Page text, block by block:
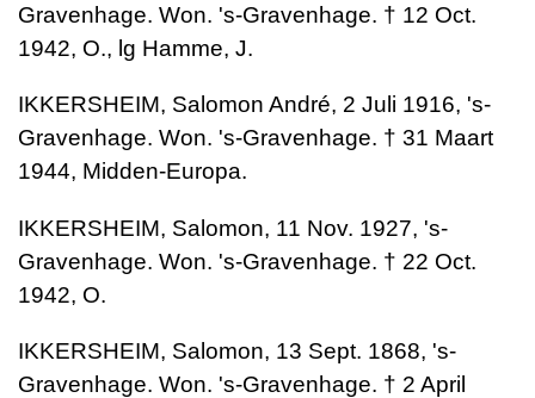
Gravenhage. Won. 's-Gravenhage. † 12 Oct.
1942, O., lg Hamme, J.
IKKERSHEIM, Salomon André, 2 Juli 1916, 's-
Gravenhage. Won. 's-Gravenhage. † 31 Maart
1944, Midden-Europa.
IKKERSHEIM, Salomon, 11 Nov. 1927, 's-
Gravenhage. Won. 's-Gravenhage. † 22 Oct.
1942, O.
IKKERSHEIM, Salomon, 13 Sept. 1868, 's-
Gravenhage. Won. 's-Gravenhage. † 2 April